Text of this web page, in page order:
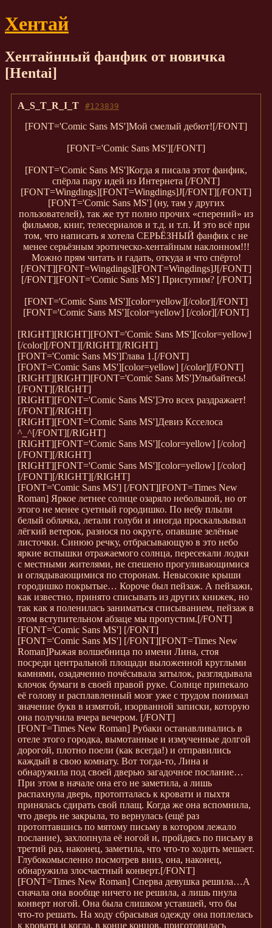
Хентай
Хентайнный фанфик от новичка
[Hentai]
#123839
A_S_T_R_I_T
[FONT='Comic Sans MS']Мой смелый дебют![/FONT]
[FONT='Comic Sans MS'][/FONT]
[FONT='Comic Sans MS']Когда я писала этот фанфик,
спёрла пару идей из Интернета [/FONT]
[FONT=Wingdings][FONT=Wingdings]J[/FONT][/FONT]
[FONT='Comic Sans MS'] (ну, там у других
пользователей), так же тут полно прочих «сперений» из
фильмов, книг, телесериалов и т.д. и т.п. И это всё при
том, что написать я хотела СЕРЬЁЗНЫЙ фанфик с не
менее серьёзным эротическо-хентайным наклонном!!!
Можно прям читать и гадать, откуда и что спёрто!
[/FONT][FONT=Wingdings][FONT=Wingdings]J[/FONT]
[/FONT][FONT='Comic Sans MS'] Приступим? [/FONT]
[FONT='Comic Sans MS'][color=yellow][/color][/FONT]
[FONT='Comic Sans MS'][color=yellow] [/color][/FONT]
[RIGHT][RIGHT][FONT='Comic Sans MS'][color=yellow]
[/color][/FONT][/RIGHT][/RIGHT]
[FONT='Comic Sans MS']Глава 1.[/FONT]
[FONT='Comic Sans MS'][color=yellow] [/color][/FONT]
[RIGHT][RIGHT][FONT='Comic Sans MS']Улыбайтесь!
[/FONT][/RIGHT]
[RIGHT][FONT='Comic Sans MS']Это всех раздражает!
[/FONT][/RIGHT]
[RIGHT][FONT='Comic Sans MS']Девиз Ксселоса
^_^[/FONT][/RIGHT]
[RIGHT][FONT='Comic Sans MS'][color=yellow] [/color]
[/FONT][/RIGHT]
[RIGHT][FONT='Comic Sans MS'][color=yellow] [/color]
[/FONT][/RIGHT][/RIGHT]
[FONT='Comic Sans MS'] [/FONT][FONT=Times New
Roman] Яркое летнее солнце озаряло небольшой, но от
этого не менее суетный городишко. По небу плыли
белый облачка, летали голуби и иногда проскальзывал
лёгкий ветерок, разнося по округе, опавшие зелёные
листочки. Синюю речку, отбрасывающую в это небо
яркие вспышки отражаемого солнца, пересекали лодки
с местными жителями, не спешено прогуливающимися
и оглядывающимися по сторонам. Невысокие крыши
городишко покрытые… Короче был пейзаж. А пейзажи,
как известно, принято списывать из других книжек, но
так как я поленилась заниматься списыванием, пейзаж в
этом вступительном абзаце мы пропустим.[/FONT]
[FONT='Comic Sans MS'] [/FONT]
[FONT='Comic Sans MS'] [/FONT][FONT=Times New
Roman]Рыжая волшебница по имени Лина, стоя
посреди центральной площади выложенной круглыми
камнями, озадаченно почёсывала затылок, разглядывала
клочок бумаги в своей правой руке. Солнце припекало
её голову и расплавленный мозг уже с трудом понимал
значение букв в измятой, изорванной записки, которую
она получила вчера вечером. [/FONT]
[FONT=Times New Roman] Рубаки останавливались в
отеле этого городка, вымотанные и измученные долгой
дорогой, плотно поели (как всегда!) и отправились
каждый в свою комнату. Вот тогда-то, Лина и
обнаружила под своей дверью загадочное послание…
При этом в начале она его не заметила, а лишь
распахнула дверь, протопталась к кровати и пыхтя
принялась сдирать свой плащ. Когда же она вспомнила,
что дверь не закрыла, то вернулась (ещё раз
протоптавшись по мятому письму в котором лежало
послание), захлопнула её ногой и, пройдясь по письму в
третий раз, наконец, заметила, что что-то ходить мешает.
Глубокомысленно посмотрев вниз, она, наконец,
обнаружила злосчастный конверт.[/FONT]
[FONT=Times New Roman] Сперва девушка решила…А
сначала она вообще ничего не решила, а лишь пнула
конверт ногой. Она была слишком уставшей, что бы
что-то решать. На ходу сбрасывая одежду она поплелась
к кровати и когда, в конце концов, приготовилась